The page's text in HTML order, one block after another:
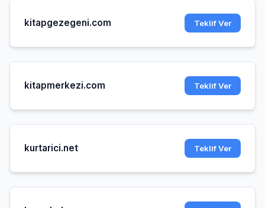
kitapgezegeni.com Teklif Ver
kitapmerkezi.com Teklif Ver
kurtarici.net Teklif Ver